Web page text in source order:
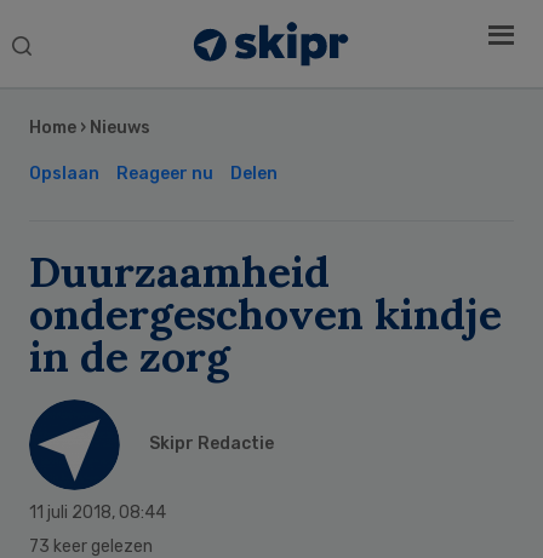
Search
Home › Nieuws
Opslaan Reageer nu Delen
Duurzaamheid
ondergeschoven kindje
in de zorg
Skipr Redactie
11 juli 2018, 08:44
73 keer gelezen
Sidebar